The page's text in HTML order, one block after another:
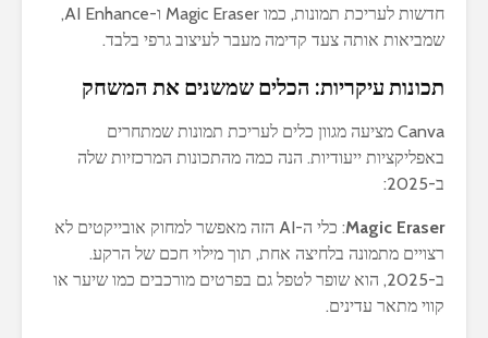
חדשות לעריכת תמונות, כמו Magic Eraser ו-AI Enhance,
שמביאות אותה צעד קדימה מעבר לעיצוב גרפי בלבד.
תכונות עיקריות: הכלים שמשנים את המשחק
Canva מציעה מגוון כלים לעריכת תמונות שמתחרים
באפליקציות ייעודיות. הנה כמה מהתכונות המרכזיות שלה
ב-2025:
Magic Eraser
: כלי ה-AI הזה מאפשר למחוק אובייקטים לא
רצויים מתמונה בלחיצה אחת, תוך מילוי חכם של הרקע.
ב-2025, הוא שופר לטפל גם בפרטים מורכבים כמו שיער או
קווי מתאר עדינים.